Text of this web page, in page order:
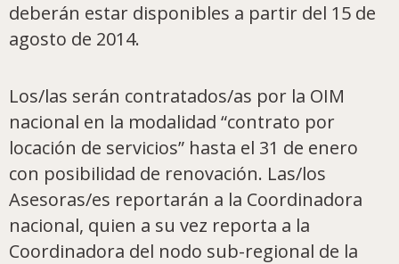
deberán estar disponibles a partir del 15 de
agosto de 2014.
Los/las serán contratados/as por la OIM
nacional en la modalidad “contrato por
locación de servicios” hasta el 31 de enero
con posibilidad de renovación. Las/los
Asesoras/es reportarán a la Coordinadora
nacional, quien a su vez reporta a la
Coordinadora del nodo sub-regional de la